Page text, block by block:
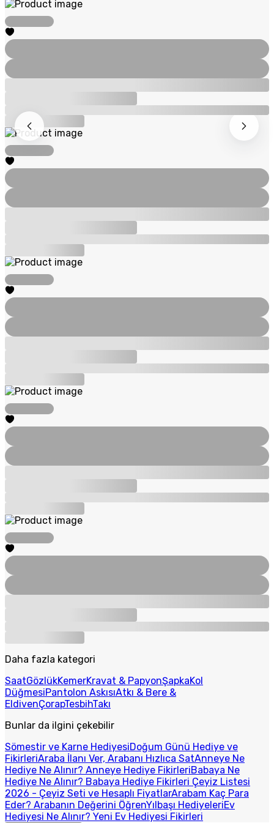
Daha fazla kategori
SaatGözlükKemerKravat & PapyonŞapkaKol
DüğmesiPantolon AskısıAtkı & Bere &
EldivenÇorapTesbihTakı
Bunlar da ilgini çekebilir
Sömestir ve Karne HediyesiDoğum Günü Hediye ve
FikirleriAraba İlanı Ver, Arabanı Hızlıca SatAnneye Ne
Hediye Ne Alınır? Anneye Hediye FikirleriBabaya Ne
Hediye Ne Alınır? Babaya Hediye Fikirleri Çeyiz Listesi
2026 - Çeyiz Seti ve Hesaplı FiyatlarArabam Kaç Para
Eder? Arabanın Değerini ÖğrenYılbaşı HediyeleriEv
Hediyesi Ne Alınır? Yeni Ev Hediyesi Fikirleri